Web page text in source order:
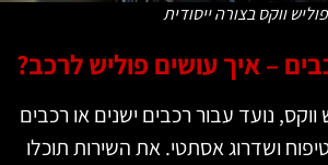
בצורה ייסודית
– איך עושים פוליש לרכב?
נועד עבור רכבים ישנים או רכבים
ושדרוג אסתטי. את השירות תוכלו